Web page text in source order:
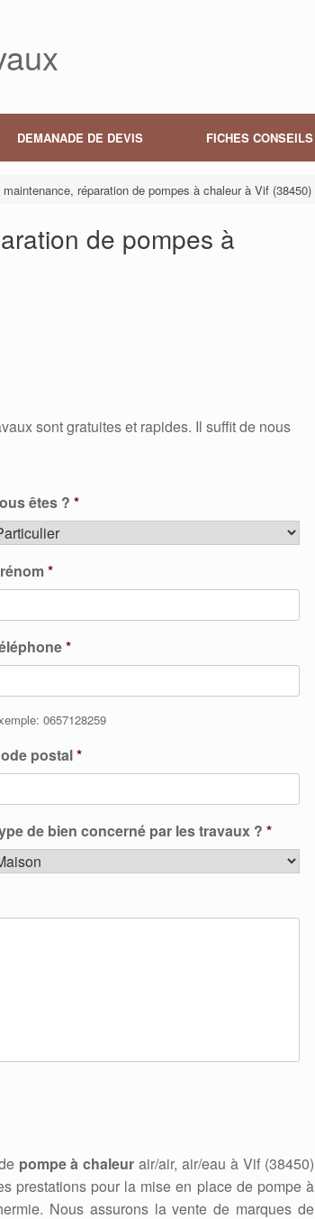
DEMANADE DE DEVIS FICHES CONSEILS
réparation de pompes à chaleur à Vif (38450)
de pompes à
sont gratuites et rapides. Il suffit de nous
êtes ? *
*
*
0657128259
postal*
de bien concerné par les travaux ? *
pompe à chaleurair/air, air/eau à Vif (38450)
prestations pour la mise en place de pompe à
Nous assurons la vente de marques de